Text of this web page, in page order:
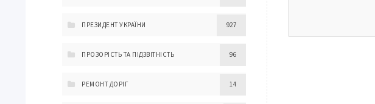
ПРЕЗИДЕНТ УКРАЇНИ 927
ПРОЗОРІСТЬ ТА ПІДЗВІТНІСТЬ 96
РЕМОНТ ДОРІГ 14